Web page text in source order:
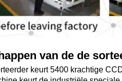
keurt 5400 krachtige